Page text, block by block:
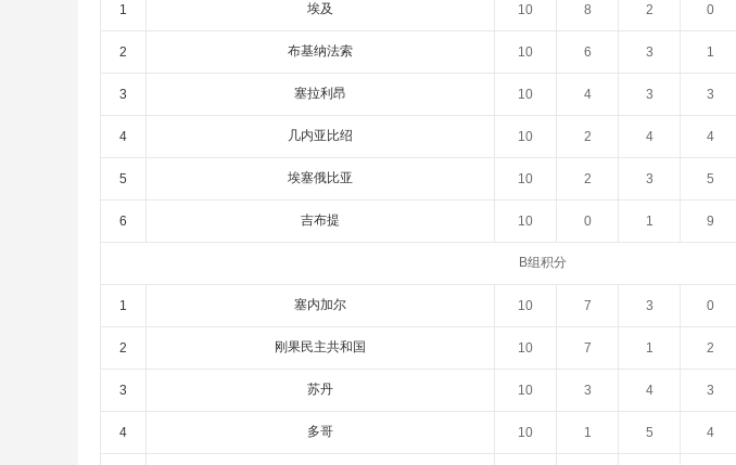
1 埃及 10 8 2 0
2 布基纳法索 10 6 3 1
3 塞拉利昂 10 4 3 3
4 几内亚比绍 10 2 4 4
5 埃塞俄比亚 10 2 3 5
6 吉布提 10 0 1 9
B组积分
1 塞内加尔 10 7 3 0
2 刚果民主共和国 10 7 1 2
3 苏丹 10 3 4 3
4 多哥 10 1 5 4